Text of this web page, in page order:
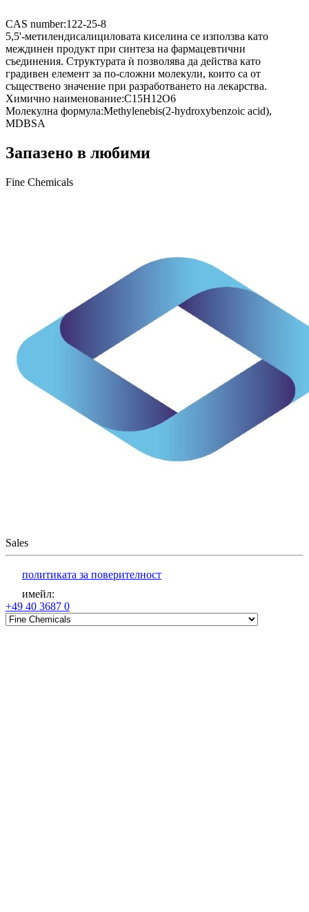
CAS number:122-25-8
5,5'-метилендисалициловата киселина се използва като
междинен продукт при синтеза на фармацевтични
съединения. Структурата ѝ позволява да действа като
градивен елемент за по-сложни молекули, които са от
съществено значение при разработването на лекарства.
Химично наименование:C15H12O6
Молекулна формула:Methylenebis(2-hydroxybenzoic acid),
MDBSA
Запазено в любими
Fine Chemicals
Sales
политиката за поверителност
имейл:
+49 40 3687 0